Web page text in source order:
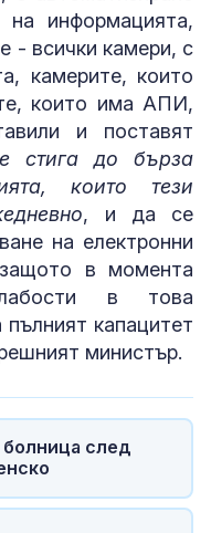
информацията,
- всички камери, с
камерите, които
които има АПИ,
и поставят
стига до бърза
които тези
, и да се
на електронни
в момента
в това
капацитет
министър.
след